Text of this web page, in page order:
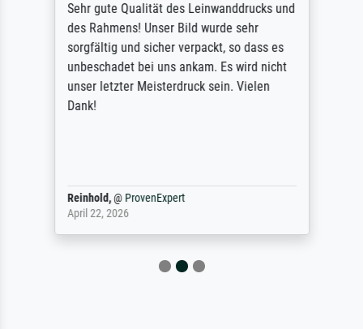
Sehr gute Qualität des Leinwanddrucks und
des Rahmens! Unser Bild wurde sehr
sorgfältig und sicher verpackt, so dass es
unbeschadet bei uns ankam. Es wird nicht
unser letzter Meisterdruck sein. Vielen
Dank!
Reinhold,@ ProvenExpert
April 22, 2026